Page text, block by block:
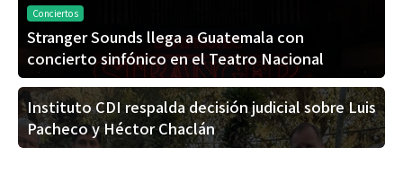
Conciertos
Stranger Sounds llega a Guatemala con
concierto sinfónico en el Teatro Nacional
Instituto CDI respalda decisión judicial sobre Luis
Pacheco y Héctor Chaclán